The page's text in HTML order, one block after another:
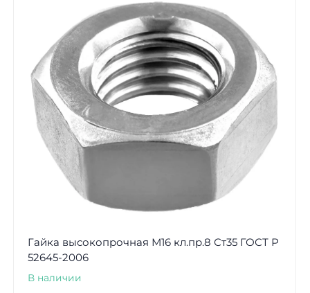
Гайка высокопрочная М16 кл.пр.8 Ст35 ГОСТ Р
52645-2006
В наличии